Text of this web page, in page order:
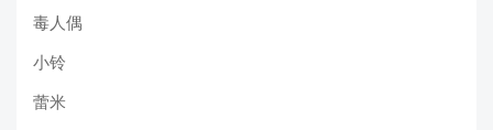
毒人偶
小铃
蕾米